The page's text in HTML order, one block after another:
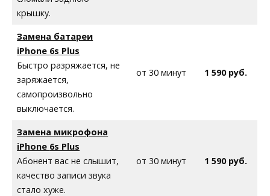
крышку.
Замена батареи
iPhone 6s Plus
Быстро разряжается, не
заряжается,
самопроизвольно
выключается.
от 30 минут 1 590 руб.
Замена микрофона
iPhone 6s Plus
Абонент вас не слышит,
качество записи звука
стало хуже.
от 30 минут 1 590 руб.